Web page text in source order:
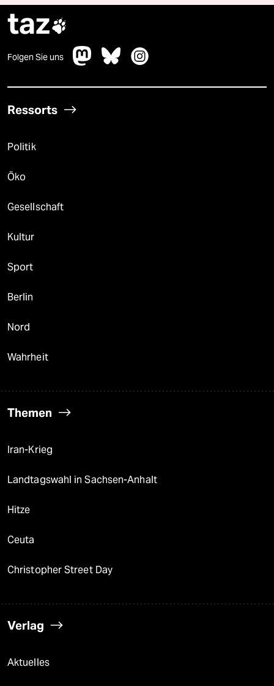
taz
Folgen Sie uns
Ressorts
Politik
Öko
Gesellschaft
Kultur
Sport
Berlin
Nord
Wahrheit
Themen
Iran-Krieg
Landtagswahl in Sachsen-Anhalt
Hitze
Ceuta
Christopher Street Day
Verlag
Aktuelles